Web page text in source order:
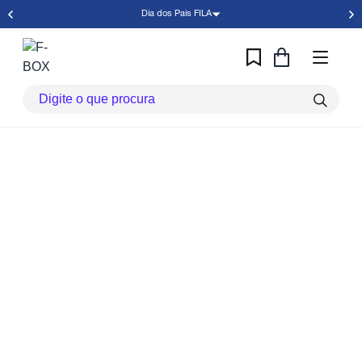
Dia dos Pais FILA